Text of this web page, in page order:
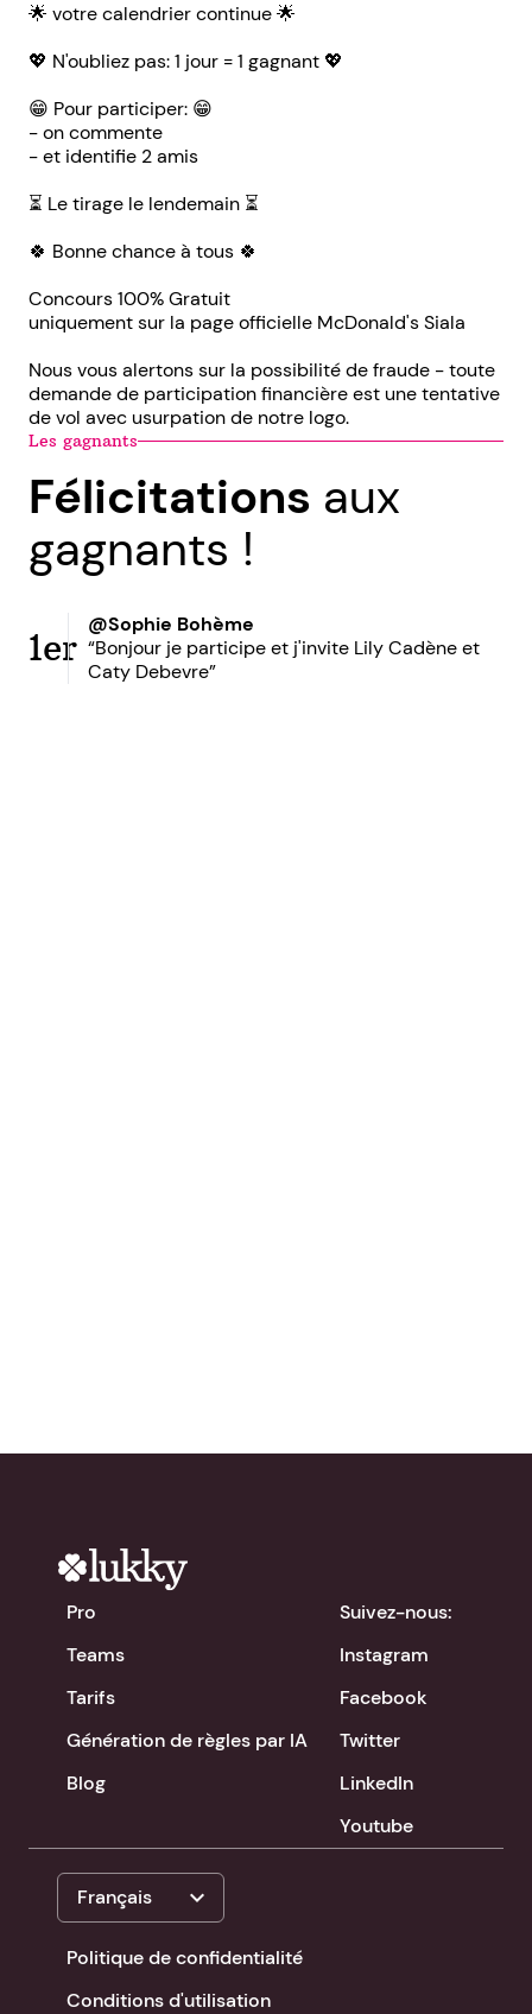
🌟 votre calendrier continue 🌟
💖 N'oubliez pas: 1 jour = 1 gagnant 💖
😁 Pour participer: 😁
- on commente
- et identifie 2 amis
⏳️ Le tirage le lendemain ⏳️
🍀 Bonne chance à tous 🍀
Concours 100% Gratuit
uniquement sur la page officielle McDonald's Siala
Nous vous alertons sur la possibilité de fraude - toute
demande de participation financière est une tentative
de vol avec usurpation de notre logo.
Les gagnants
Félicitations aux
gagnants !
1er
@Sophie Bohème
“Bonjour je participe et j'invite Lily Cadène et
Caty Debevre”
Pro
Teams
Tarifs
Génération de règles par IA
Blog
Suivez-nous:
Instagram
Facebook
Twitter
LinkedIn
Youtube
Français expand_more
Politique de confidentialité
Conditions d'utilisation